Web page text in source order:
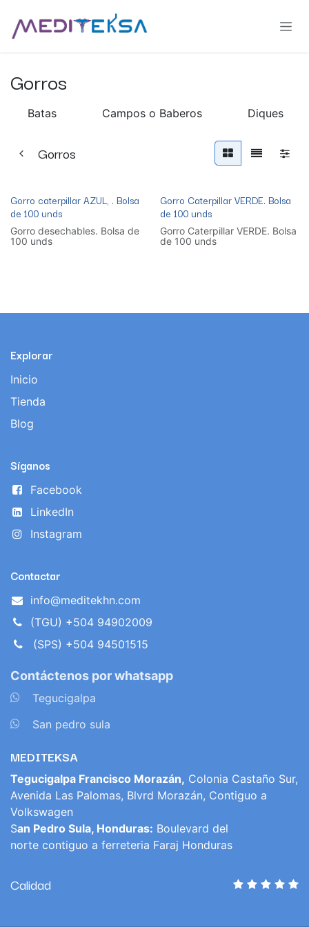
Gorros
Batas Campos o Baberos Diques
Gorros
Gorro caterpillar AZUL, . Bolsa
de 100 unds
Gorro desechables. Bolsa de
100 unds
Gorro Caterpillar VERDE. Bolsa
de 100 unds
Gorro Caterpillar VERDE. Bolsa
de 100 unds
Explorar
Inicio
Tienda
Blog
Síganos
Facebook
LinkedIn
Instagram
Contactar
info@meditekhn.com
(TGU) +504 94902009
(SPS) +504 94501515
Contáctenos por whatsapp
Tegucigalpa
San pedro sula
MEDITEKSA
Tegucigalpa Francisco Morazán, Colonia Castaño Sur,
Avenida Las Palomas, Blvrd Morazán, Contiguo a
Volkswagen
San Pedro Sula, Honduras: Boulevard del
norte contiguo a ferreteria Faraj Honduras
Calidad